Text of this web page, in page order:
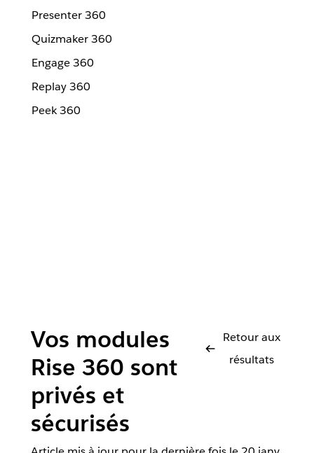
Presenter 360
Quizmaker 360
Engage 360
Replay 360
Peek 360
Vos modules
Rise 360 sont
privés et
sécurisés
Retour aux
résultats